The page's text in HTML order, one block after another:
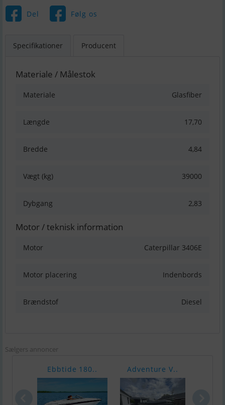
Del Følg os
Specifikationer Producent
Materiale / Målestok
Materiale Glasfiber
Længde 17,70
Bredde 4,84
Vægt (kg) 39000
Dybgang 2,83
Motor / teknisk information
Motor Caterpillar 3406E
Motor placering Indenbords
Brændstof Diesel
Sælgers annoncer
Ebbtide 180.. Adventure V..